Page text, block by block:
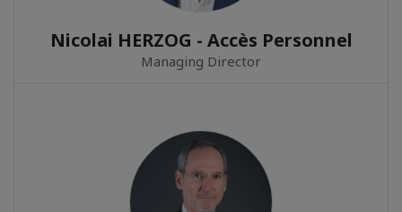
Nicolai HERZOG - Accès Personnel
Managing Director